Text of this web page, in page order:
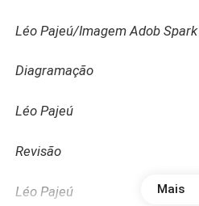
Léo Pajeú/Imagem Adob Spark
Diagramação
Léo Pajeú
Revisão
Léo Pajeú Mais